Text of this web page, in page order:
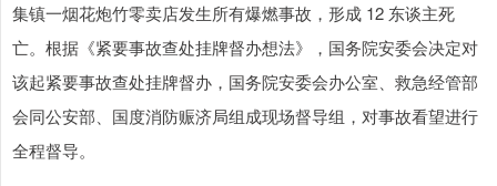
集镇一烟花炮竹零卖店发生所有爆燃事故，形成 12 东谈主死
亡。根据《紧要事故查处挂牌督办想法》，国务院安委会决定对
该起紧要事故查处挂牌督办，国务院安委会办公室、救急经管部
会同公安部、国度消防赈济局组成现场督导组，对事故看望进行
全程督导。